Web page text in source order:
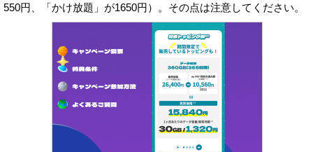
550円、「かけ放題」が1650円）。その点は注意してください。